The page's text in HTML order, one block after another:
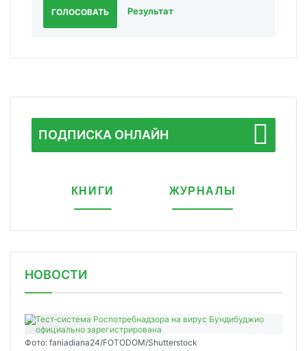
ГОЛОСОВАТЬ Результат
ПОДПИСКА ОНЛАЙН
КНИГИ ЖУРНАЛЫ
НОВОСТИ
Фото: faniadiana24/FOTODOM/Shutterstock